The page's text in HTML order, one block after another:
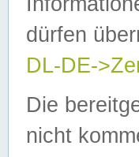
dürfen
DL-DE-
Die
nicht